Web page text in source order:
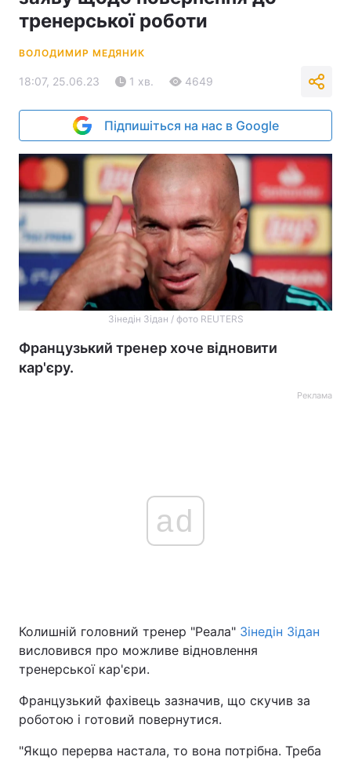
тренерської роботи
ВОЛОДИМИР МЕДЯНИК
18:07, 25.06.23 1 хв. 4649
Підпишіться на нас в Google
Зінедін Зідан / фото REUTERS
Французький тренер хоче відновити
кар'єру.
Реклама
ad
Колишній головний тренер "Реала" Зінедін Зідан
висловився про можливе відновлення
тренерської кар'єри.
Французький фахівець зазначив, що скучив за
роботою і готовий повернутися.
"Якщо перерва настала, то вона потрібна. Треба